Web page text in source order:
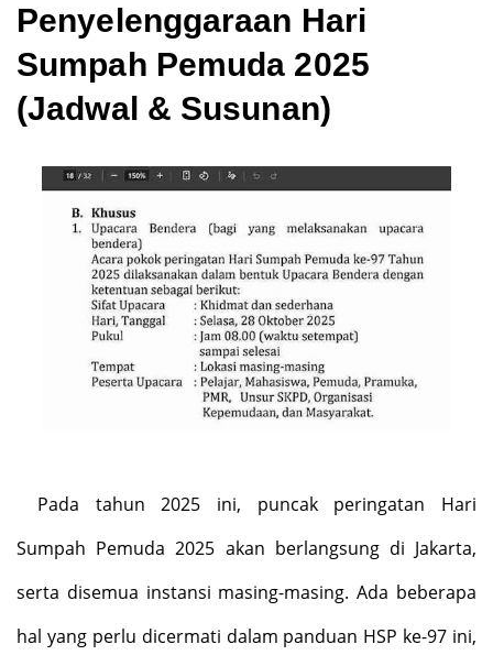
Penyelenggaraan Hari
Sumpah Pemuda 2025
(Jadwal & Susunan)
Pada tahun 2025 ini, puncak peringatan Hari
Sumpah Pemuda 2025 akan berlangsung di Jakarta,
serta disemua instansi masing-masing. Ada beberapa
hal yang perlu dicermati dalam panduan HSP ke-97 ini,